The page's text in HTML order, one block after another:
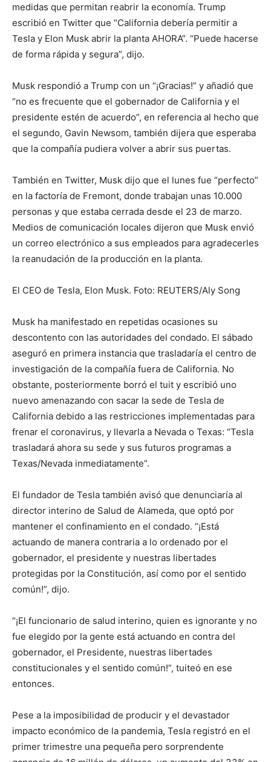
medidas que permitan reabrir la economía. Trump
escribió en Twitter que “California debería permitir a
Tesla y Elon Musk abrir la planta AHORA”. “Puede hacerse
de forma rápida y segura”, dijo.
Musk respondió a Trump con un “¡Gracias!” y añadió que
“no es frecuente que el gobernador de California y el
presidente estén de acuerdo”, en referencia al hecho que
el segundo, Gavin Newsom, también dijera que esperaba
que la compañía pudiera volver a abrir sus puertas.
También en Twitter, Musk dijo que el lunes fue “perfecto”
en la factoría de Fremont, donde trabajan unas 10.000
personas y que estaba cerrada desde el 23 de marzo.
Medios de comunicación locales dijeron que Musk envió
un correo electrónico a sus empleados para agradecerles
la reanudación de la producción en la planta.
El CEO de Tesla, Elon Musk. Foto: REUTERS/Aly Song
Musk ha manifestado en repetidas ocasiones su
descontento con las autoridades del condado. El sábado
aseguró en primera instancia que trasladaría el centro de
investigación de la compañía fuera de California. No
obstante, posteriormente borró el tuit y escribió uno
nuevo amenazando con sacar la sede de Tesla de
California debido a las restricciones implementadas para
frenar el coronavirus, y llevarla a Nevada o Texas: “Tesla
trasladará ahora su sede y sus futuros programas a
Texas/Nevada inmediatamente”.
El fundador de Tesla también avisó que denunciaría al
director interino de Salud de Alameda, que optó por
mantener el confinamiento en el condado. “¡Está
actuando de manera contraria a lo ordenado por el
gobernador, el presidente y nuestras libertades
protegidas por la Constitución, así como por el sentido
común!”, dijo.
“¡El funcionario de salud interino, quien es ignorante y no
fue elegido por la gente está actuando en contra del
gobernador, el Presidente, nuestras libertades
constitucionales y el sentido común!”, tuiteó en ese
entonces.
Pese a la imposibilidad de producir y el devastador
impacto económico de la pandemia, Tesla registró en el
primer trimestre una pequeña pero sorprendente